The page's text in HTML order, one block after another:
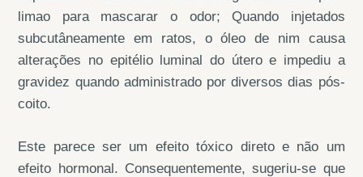
limao para mascarar o odor; Quando injetados
subcutâneamente em ratos, o óleo de nim causa
alterações no epitélio luminal do útero e impediu a
gravidez quando administrado por diversos dias pós-
coito.
Este parece ser um efeito tóxico direto e não um
efeito hormonal. Consequentemente, sugeriu-se que